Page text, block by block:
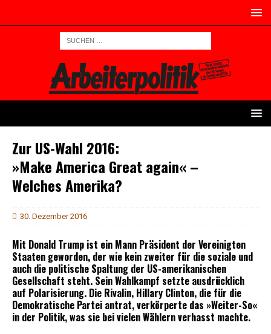
Zur US-Wahl 2016:
»Make America Great again« –
Welches Amerika?
30. Dezember 2016
Mit Donald Trump ist ein Mann Präsident der Vereinigten
Staaten geworden, der wie kein zweiter für die soziale und
auch die politische Spaltung der US-amerikanischen
Gesellschaft steht. Sein Wahlkampf setzte ausdrücklich
auf Polarisierung. Die Rivalin, Hillary Clinton, die für die
Demokratische Partei antrat, verkörperte das »Weiter-So«
in der Politik, was sie bei vielen Wählern verhasst machte.